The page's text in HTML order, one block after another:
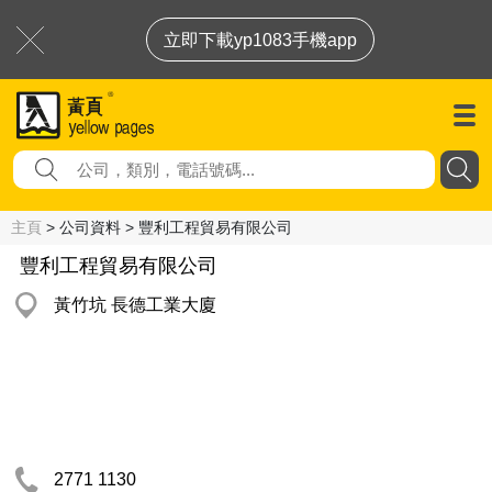
立即下載yp1083手機app
主頁 > 公司資料 > 豐利工程貿易有限公司
豐利工程貿易有限公司
黃竹坑 長德工業大廈
2771 1130